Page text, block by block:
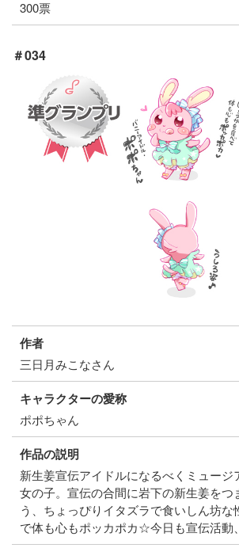
300票
＃034
作者
三日月みこなさん
キャラクターの愛称
ポポちゃん
作品の説明
新生姜宣伝アイドルになるべくミュージ
女の子。宣伝の合間に岩下の新生姜をつ
う、ちょっぴりイタズラで食いしん坊な
で体も心もポッカポカ☆今日も宣伝活動